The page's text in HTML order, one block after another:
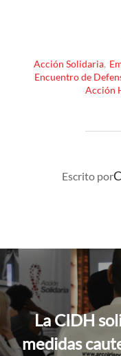
Acción Solidaria,
Encuentro de
Acción
Escrito por
Navegación
de
entradas
La CIDH
medidas